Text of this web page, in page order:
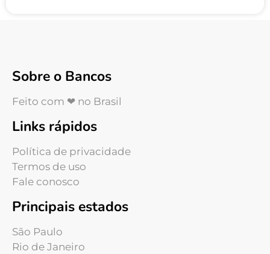
Sobre o Bancos
Feito com ❤ no Brasil
Links rápidos
Política de privacidade
Termos de uso
Fale conosco
Principais estados
São Paulo
Rio de Janeiro